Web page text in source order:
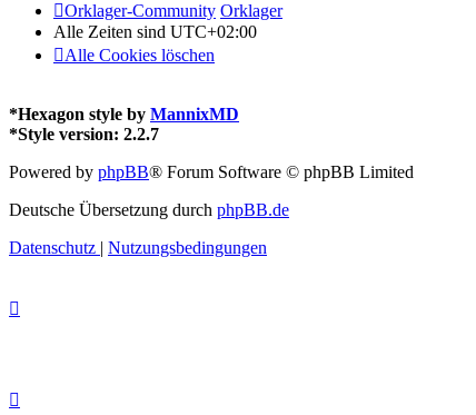
Orklager-Community Orklager
Alle Zeiten sind UTC+02:00
Alle Cookies löschen
*Hexagon style by MannixMD
*Style version: 2.2.7
Powered by phpBB® Forum Software © phpBB Limited
Deutsche Übersetzung durch phpBB.de
Datenschutz | Nutzungsbedingungen